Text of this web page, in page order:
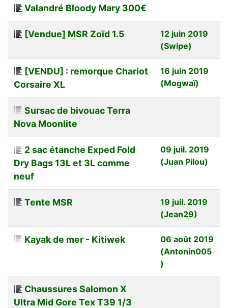
Valandré Bloody Mary 300€
[Vendue] MSR Zoïd 1.5
12 juin 2019
(Swipe)
[VENDU] : remorque Chariot
Corsaire XL
16 juin 2019
(Mogwaï)
Sursac de bivouac Terra
Nova Moonlite
2 sac étanche Exped Fold
Dry Bags 13L et 3L comme
neuf
09 juil. 2019
(Juan Pilou)
Tente MSR
19 juil. 2019
(Jean29)
Kayak de mer - Kitiwek
06 août 2019
(Antonin005
)
Chaussures Salomon X
Ultra Mid Gore Tex T39 1/3